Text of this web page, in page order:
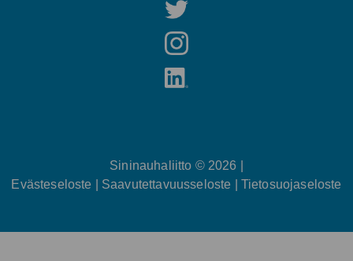
Sininauhaliitto © 2026
Evästeseloste
Saavutettavuusseloste Tietosuojaseloste